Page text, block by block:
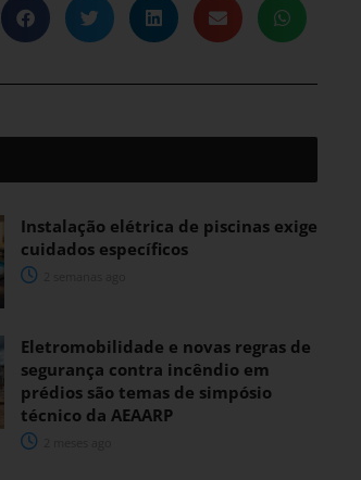
Instalação elétrica de piscinas exige
cuidados específicos
Eletromobilidade e novas regras de
segurança contra incêndio em
prédios são temas de simpósio
técnico da AEAARP